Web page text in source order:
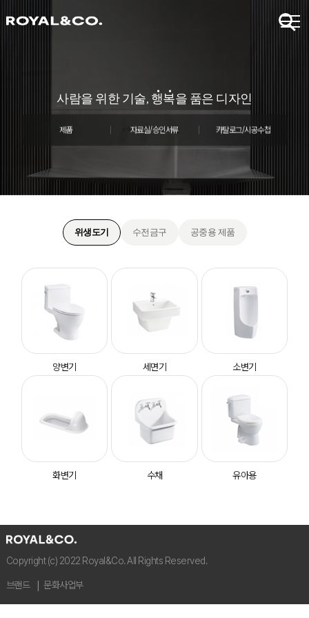
사람을 위한 기술, 행복을 품은 디자인
제품 자료실/승인서류 카탈로그/시공수첩
위생도기 수전금구 공중용 제품
양변기 세면기 소변기
화변기 수채 유아용
Copyright (c) 2022 Royal&Co. All Rights Reserved.
브랜드 문화사업부